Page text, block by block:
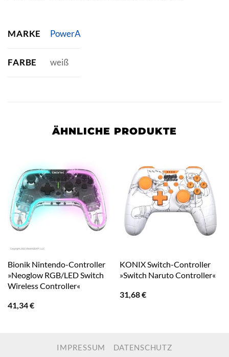
MARKE PowerA
FARBE weiß
ÄHNLICHE PRODUKTE
Bionik Nintendo-Controller
»Neoglow RGB/LED Switch
Wireless Controller«
41,34€
KONIX Switch-Controller
»Switch Naruto Controller«
31,68€
IMPRESSUM DATENSCHUTZ